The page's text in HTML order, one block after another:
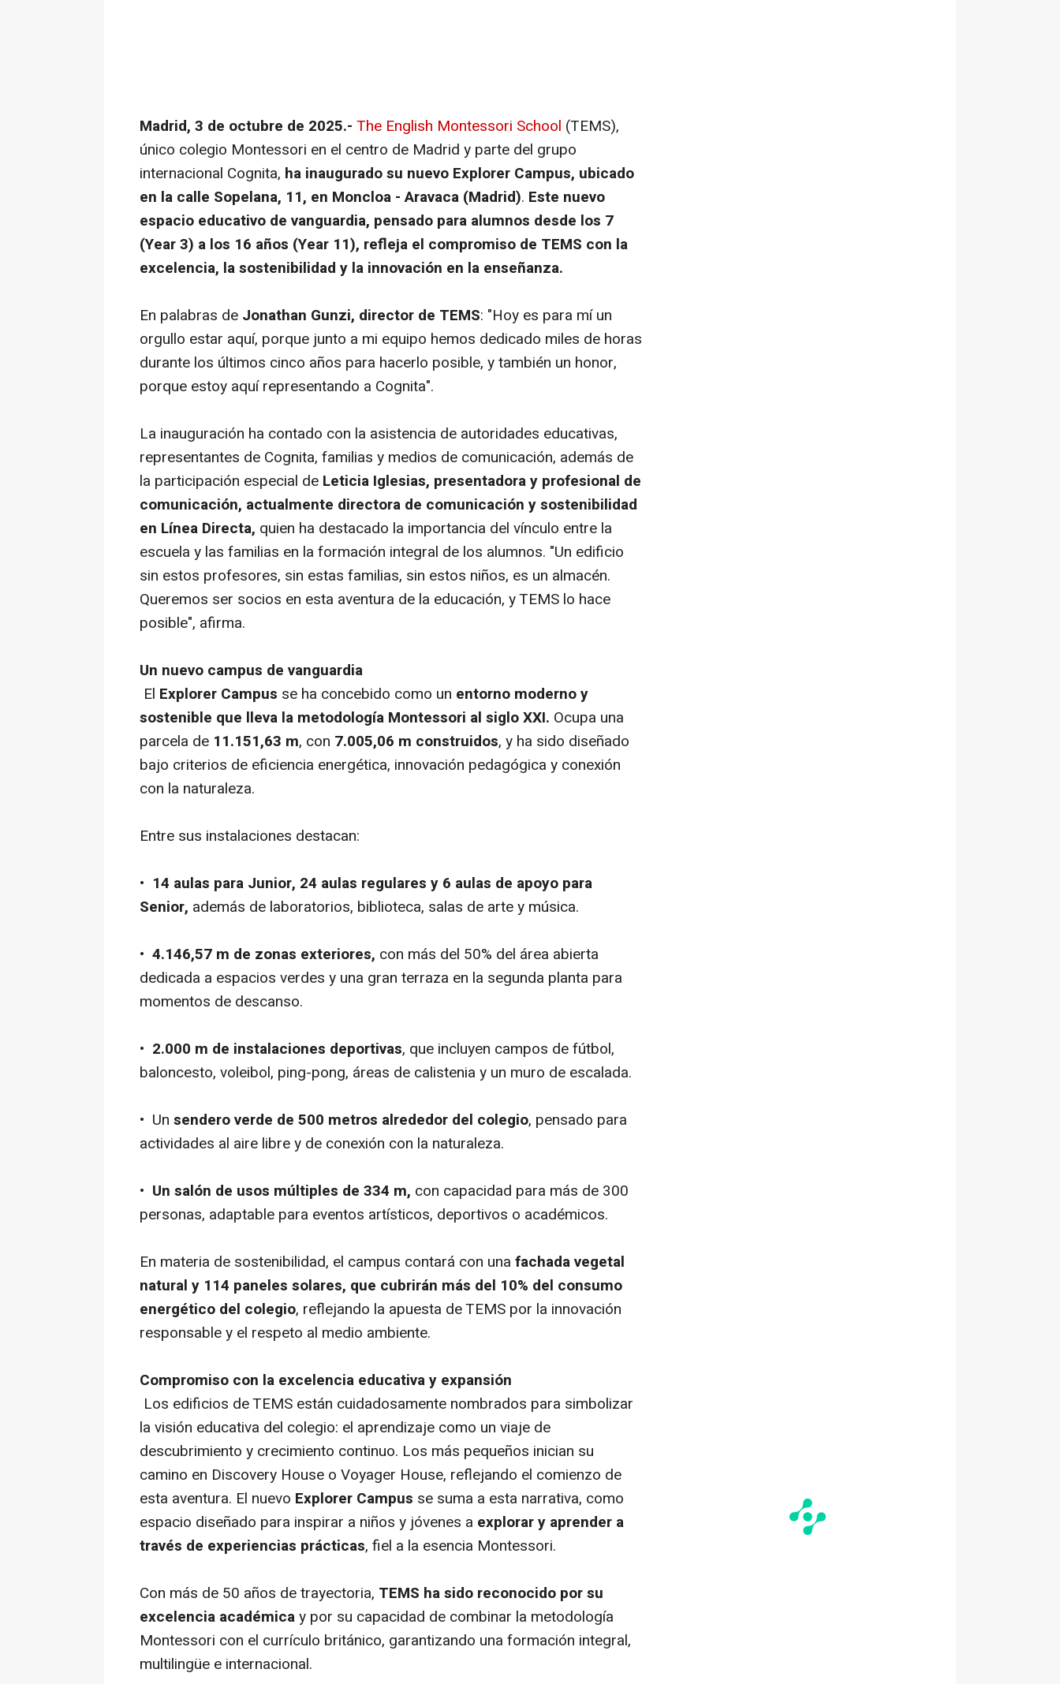
Madrid, 3 de octubre de 2025.- The English Montessori School (TEMS),
único colegio Montessori en el centro de Madrid y parte del grupo
internacional Cognita, ha inaugurado su nuevo Explorer Campus, ubicado
en la calle Sopelana, 11, en Moncloa - Aravaca (Madrid). Este nuevo
espacio educativo de vanguardia, pensado para alumnos desde los 7
(Year 3) a los 16 años (Year 11), refleja el compromiso de TEMS con la
excelencia, la sostenibilidad y la innovación en la enseñanza.
En palabras de Jonathan Gunzi, director de TEMS: "Hoy es para mí un
orgullo estar aquí, porque junto a mi equipo hemos dedicado miles de horas
durante los últimos cinco años para hacerlo posible, y también un honor,
porque estoy aquí representando a Cognita".
La inauguración ha contado con la asistencia de autoridades educativas,
representantes de Cognita, familias y medios de comunicación, además de
la participación especial de Leticia Iglesias, presentadora y profesional de
comunicación, actualmente directora de comunicación y sostenibilidad
en Línea Directa, quien ha destacado la importancia del vínculo entre la
escuela y las familias en la formación integral de los alumnos. "Un edificio
sin estos profesores, sin estas familias, sin estos niños, es un almacén.
Queremos ser socios en esta aventura de la educación, y TEMS lo hace
posible", afirma.
Un nuevo campus de vanguardia
El Explorer Campus se ha concebido como un entorno moderno y
sostenible que lleva la metodología Montessori al siglo XXI. Ocupa una
parcela de 11.151,63 m, con 7.005,06 m construidos, y ha sido diseñado
bajo criterios de eficiencia energética, innovación pedagógica y conexión
con la naturaleza.
Entre sus instalaciones destacan:
• 14 aulas para Junior, 24 aulas regulares y 6 aulas de apoyo para
Senior, además de laboratorios, biblioteca, salas de arte y música.
• 4.146,57 m de zonas exteriores, con más del 50% del área abierta
dedicada a espacios verdes y una gran terraza en la segunda planta para
momentos de descanso.
• 2.000 m de instalaciones deportivas, que incluyen campos de fútbol,
baloncesto, voleibol, ping-pong, áreas de calistenia y un muro de escalada.
• Un sendero verde de 500 metros alrededor del colegio, pensado para
actividades al aire libre y de conexión con la naturaleza.
• Un salón de usos múltiples de 334 m, con capacidad para más de 300
personas, adaptable para eventos artísticos, deportivos o académicos.
En materia de sostenibilidad, el campus contará con una fachada vegetal
natural y 114 paneles solares, que cubrirán más del 10% del consumo
energético del colegio, reflejando la apuesta de TEMS por la innovación
responsable y el respeto al medio ambiente.
Compromiso con la excelencia educativa y expansión
Los edificios de TEMS están cuidadosamente nombrados para simbolizar
la visión educativa del colegio: el aprendizaje como un viaje de
descubrimiento y crecimiento continuo. Los más pequeños inician su
camino en Discovery House o Voyager House, reflejando el comienzo de
esta aventura. El nuevo Explorer Campus se suma a esta narrativa, como
espacio diseñado para inspirar a niños y jóvenes a explorar y aprender a
través de experiencias prácticas, fiel a la esencia Montessori.
Con más de 50 años de trayectoria, TEMS ha sido reconocido por su
excelencia académicay por su capacidad de combinar la metodología
Montessori con el currículo británico, garantizando una formación integral,
multilingüe e internacional.